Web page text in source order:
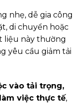
nhẹ, dễ gia công
di chuyển hoặc
liệu này thường
yêu cầu giảm tải
vào tải trọng,
việc thực tế,